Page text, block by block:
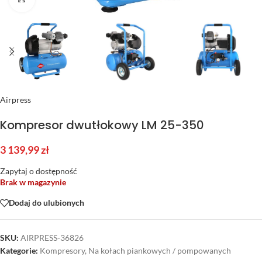
Airpress
Kompresor dwutłokowy LM 25-350
3 139,99zł
Zapytaj o dostępność
Brak w magazynie
Dodaj do ulubionych
SKU: AIRPRESS-36826
Kategorie: Kompresory, Na kołach piankowych / pompowanych